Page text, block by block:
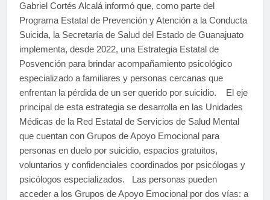
Gabriel Cortés Alcalá informó que, como parte del
Programa Estatal de Prevención y Atención a la Conducta
Suicida, la Secretaría de Salud del Estado de Guanajuato
implementa, desde 2022, una Estrategia Estatal de
Posvención para brindar acompañamiento psicológico
especializado a familiares y personas cercanas que
enfrentan la pérdida de un ser querido por suicidio. El eje
principal de esta estrategia se desarrolla en las Unidades
Médicas de la Red Estatal de Servicios de Salud Mental
que cuentan con Grupos de Apoyo Emocional para
personas en duelo por suicidio, espacios gratuitos,
voluntarios y confidenciales coordinados por psicólogas y
psicólogos especializados. Las personas pueden
acceder a los Grupos de Apoyo Emocional por dos vías: a